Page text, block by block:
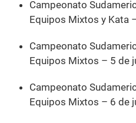
Campeonato
Equipos Mixtos y Kata
Campeonato
Equipos Mixtos – 5 de
Campeonato
Equipos Mixtos – 6 de